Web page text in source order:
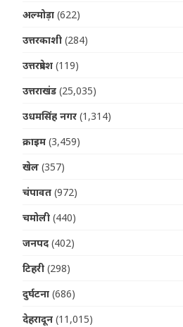
अल्मोड़ा (622)
उत्तरकाशी (284)
उत्तरप्रदेश (119)
उत्तराखंड (25,035)
उधमसिंह नगर (1,314)
क्राइम (3,459)
खेल (357)
चंपावत (972)
चमोली (440)
जनपद (402)
टिहरी (298)
दुर्घटना (686)
देहरादून (11,015)